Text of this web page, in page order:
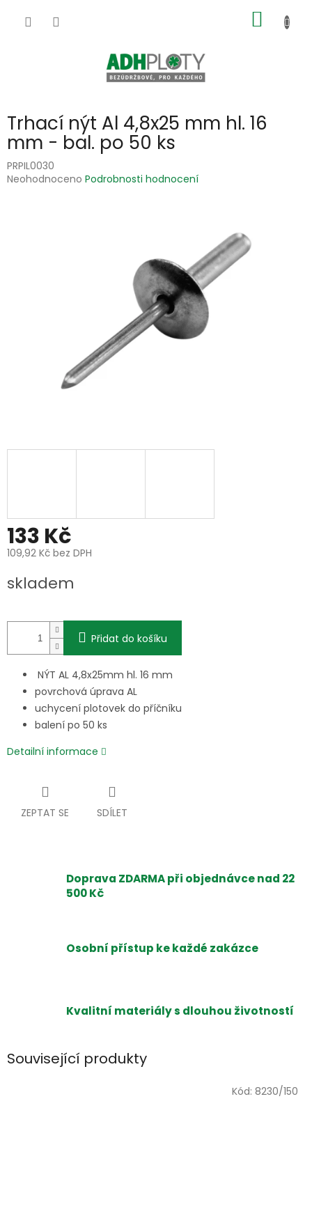
KOŠÍK
Trhací nýt Al 4,8x25 mm hl. 16
mm - bal. po 50 ks
PRPIL0030
Průměrné
Neohodnoceno Podrobnosti hodnocení
133 Kč
109,92 Kč bez DPH
cena:
skladem
Přidat do košíku
NÝT AL 4,8x25mm hl. 16 mm
povrchová úprava AL
uchycení plotovek do příčníku
balení po 50 ks
Detailní informace
ZEPTAT SE SDÍLET
Doprava ZDARMA při objednávce nad 22
500 Kč
Osobní přístup ke každé zakázce
Kvalitní materiály s dlouhou životností
Související produkty
Kód: 8230/150